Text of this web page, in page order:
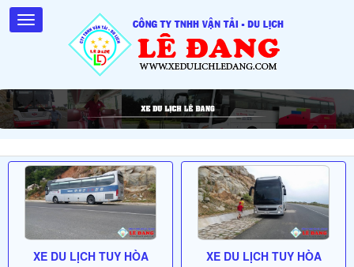
XE DU LỊCH TUY HÒA XE DU LỊCH TUY HÒA